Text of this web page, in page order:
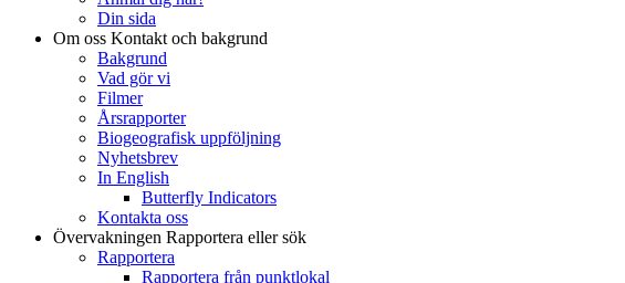
Din sida
Om oss Kontakt och bakgrund
Bakgrund
Vad gör vi
Filmer
Årsrapporter
Biogeografisk uppföljning
Nyhetsbrev
In English
Butterfly Indicators
Kontakta oss
Övervakningen Rapportera eller sök
Rapportera
Rapportera från punktlokal